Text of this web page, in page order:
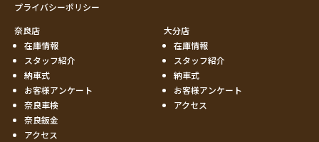
プライバシーポリシー
奈良店
在庫情報
スタッフ紹介
納車式
お客様アンケート
奈良車検
奈良鈑金
アクセス
大分店
在庫情報
スタッフ紹介
納車式
お客様アンケート
アクセス